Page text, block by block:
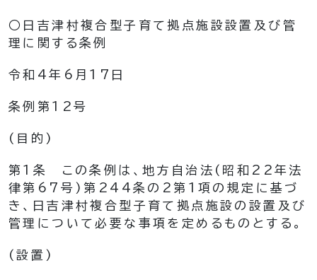
○日吉津村複合型子育て拠点施設設置及び管
理に関する条例
令和4年6月17日
条例第12号
(目的)
第1条 この条例は、地方自治法 (昭和22年法
律第67号)第244条の2第1項の規定に基づ
き、日吉津村複合型子育て拠点施設の設置及び
管理について必要な事項を定めるものとする。
(設置)